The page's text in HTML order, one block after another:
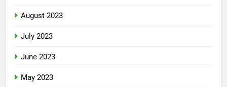
August 2023
July 2023
June 2023
May 2023